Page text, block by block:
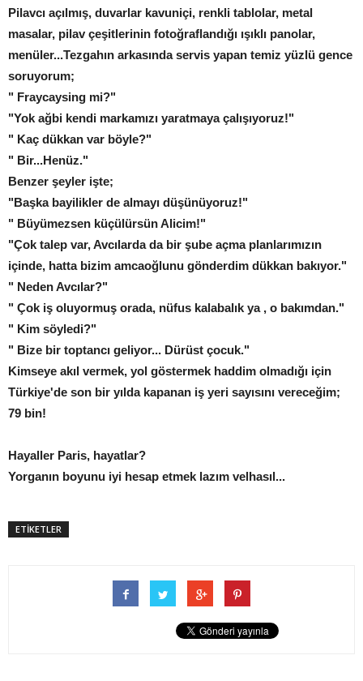
Pilavcı açılmış, duvarlar kavuniçi, renkli tablolar, metal
masalar, pilav çeşitlerinin fotoğraflandığı ışıklı panolar,
menüler...Tezgahın arkasında servis yapan temiz yüzlü gence
soruyorum;
" Fraycaysing mi?"
"Yok ağbi kendi markamızı yaratmaya çalışıyoruz!"
" Kaç dükkan var böyle?"
" Bir...Henüz."
Benzer şeyler işte;
"Başka bayilikler de almayı düşünüyoruz!"
" Büyümezsen küçülürsün Alicim!"
"Çok talep var, Avcılarda da bir şube açma planlarımızın
içinde, hatta bizim amcaoğlunu gönderdim dükkan bakıyor."
" Neden Avcılar?"
" Çok iş oluyormuş orada, nüfus kalabalık ya , o bakımdan."
" Kim söyledi?"
" Bize bir toptancı geliyor... Dürüst çocuk."
Kimseye akıl vermek, yol göstermek haddim olmadığı için
Türkiye'de son bir yılda kapanan iş yeri sayısını vereceğim;
79 bin!
Hayaller Paris, hayatlar?
Yorganın boyunu iyi hesap etmek lazım velhasıl...
ETİKETLER